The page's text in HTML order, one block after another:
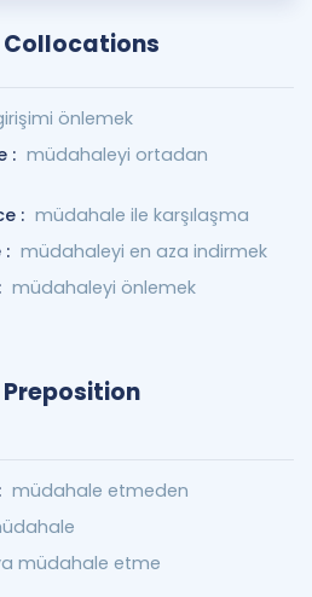
önlemek
: müdahaleyi ortadan
: müdahale ile karşılaşma
: müdahaleyi en aza indirmek
müdahaleyi önlemek
müdahale etmeden
müdahale etme